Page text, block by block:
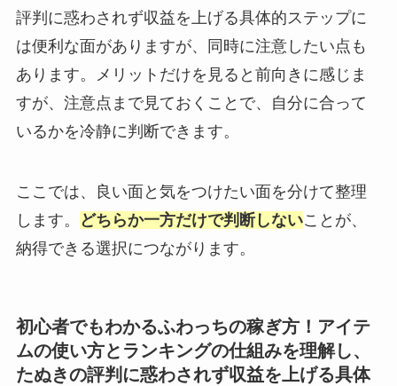
評判に惑わされず収益を上げる具体的ステップに
は便利な面がありますが、同時に注意したい点も
あります。メリットだけを見ると前向きに感じま
すが、注意点まで見ておくことで、自分に合って
いるかを冷静に判断できます。
ここでは、良い面と気をつけたい面を分けて整理
します。
どちらか一方だけで判断しないことが、
納得できる選択につながります。
初心者でもわかるふわっちの稼ぎ方！アイテ
ムの使い方とランキングの仕組みを理解し、
たぬきの評判に惑わされず収益を上げる具体